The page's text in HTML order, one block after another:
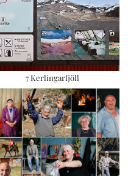
7 Kerlingarfjöll